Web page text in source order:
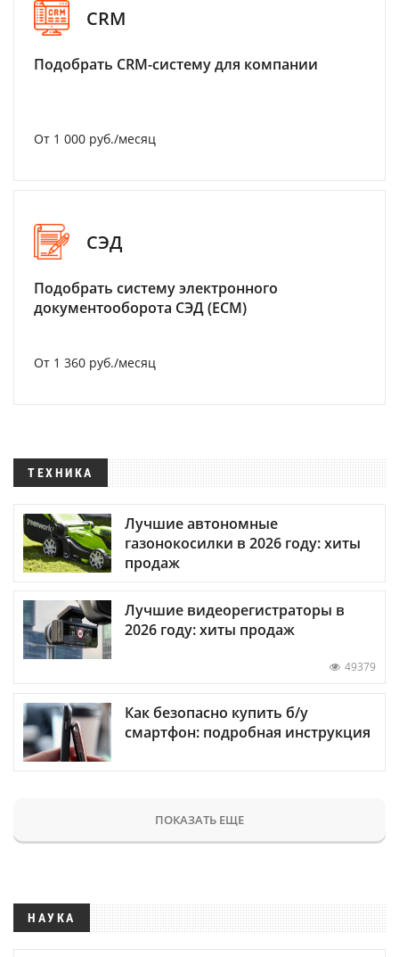
CRM
Подобрать CRM-систему для компании
От 1 000 руб./месяц
СЭД
Подобрать систему электронного
документооборота СЭД (ECM)
От 1 360 руб./месяц
ТЕХНИКА
Лучшие автономные
газонокосилки в 2026 году: хиты
продаж
Лучшие видеорегистраторы в
2026 году: хиты продаж
49379
Как безопасно купить б/у
смартфон: подробная инструкция
ПОКАЗАТЬ ЕЩЕ
НАУКА